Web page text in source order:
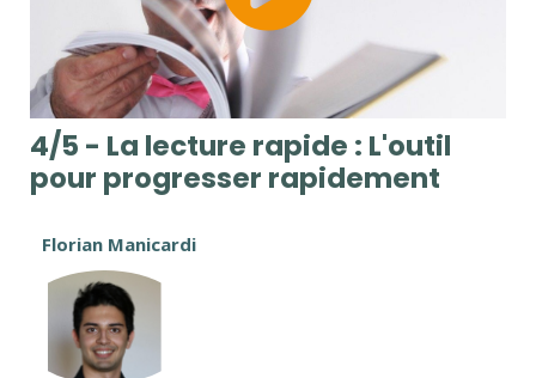
4/5 - La lecture rapide : L'outil
pour progresser rapidement
Florian Manicardi